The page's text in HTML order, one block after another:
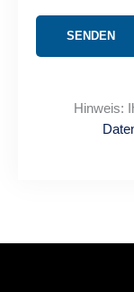
SENDEN
Hinweis: